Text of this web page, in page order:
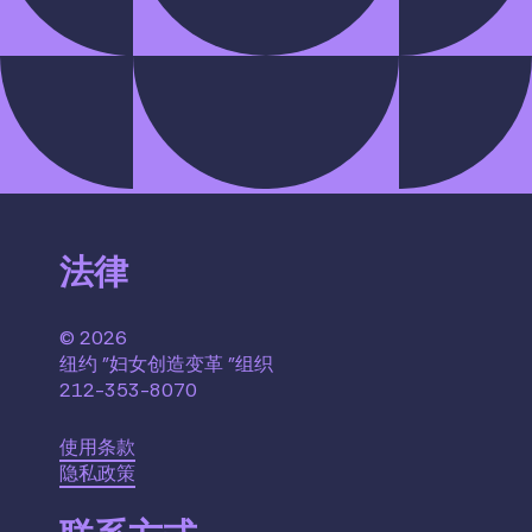
法律
© 2026
纽约 "妇女创造变革 "组织
212-353-8070
使用条款
隐私政策